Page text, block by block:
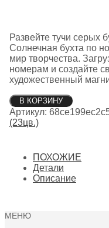
Развейте тучи серых
Солнечная бухта по
мир творчества.
номерам и создайте
художественный
Количество
товара
Солнечная
бухта
В КОРЗИНУ
Артикул:
(23цв.)
ПОХОЖИЕ
Детали
Описание
МЕНЮ